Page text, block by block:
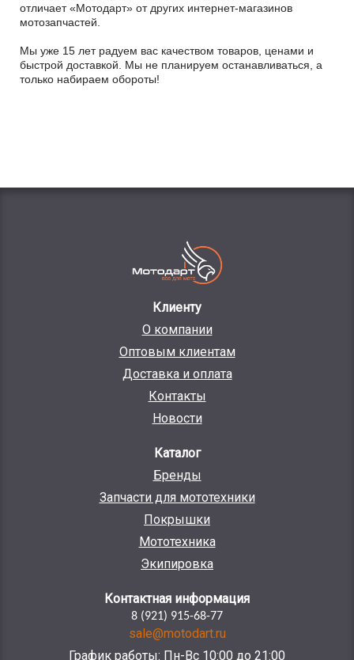
отличает «Мотодарт» от других интернет-магазинов
мотозапчастей.
Мы уже 15 лет радуем вас качеством товаров, ценами и
быстрой доставкой. Мы не планируем останавливаться, а
только набираем обороты!
Клиенту
О компании
Оптовым клиентам
Доставка и оплата
Контакты
Новости
Каталог
Бренды
Запчасти для мототехники
Покрышки
Мототехника
Экипировка
Контактная информация
8 (921) 915-68-77
sale@motodart.ru
График работы: Пн-Вс 10:00 до 21:00